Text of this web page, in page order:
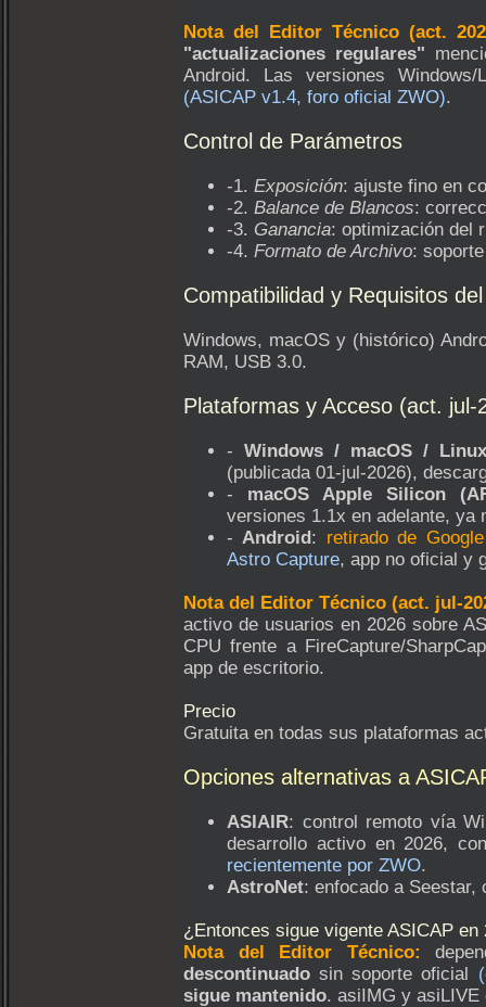
Nota del Editor Técnico (act.
"actualizaciones regulares"
Android. Las versiones
(ASICAP v1.4, foro oficial ZWO).
Control de Parámetros
-1. Exposición: ajuste fino en
-2. Balance de Blancos:
-3. Ganancia: optimización del
-4. Formato de Archivo:
Compatibilidad y Requisitos
Windows, macOS y (histórico)
RAM, USB 3.0.
Plataformas y Acceso (act. jul-
- Windows / macOS / Linux
(publicada 01-jul-2026),
- macOS Apple Silicon
versiones 1.1x en adelante, ya
-Android: retirado de
Astro Capture, app no oficial y
Nota del Editor Técnico (act. jul-
activo de usuarios en 2026 sobre
CPU frente a FireCapture/
app de escritorio.
Precio
Gratuita en todas sus plataformas
Opciones alternativas a
ASIAIR: control remoto vía
desarrollo activo en 2026,
recientemente por ZWO.
AstroNet: enfocado a Seestar,
¿Entonces sigue vigente ASICAP en
Nota del Editor Técnico:
descontinuado sin soporte oficial
sigue mantenido. asiIMG y asiLIVE